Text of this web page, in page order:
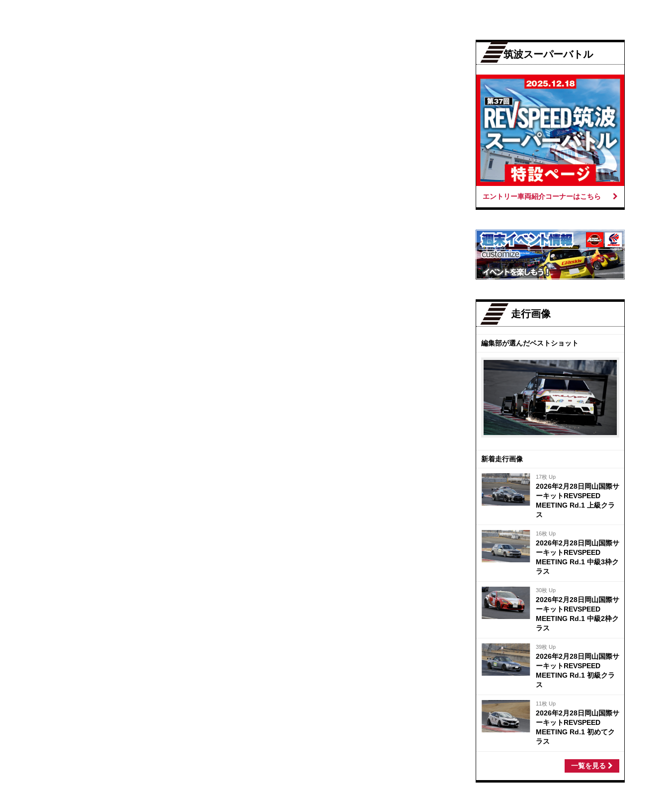
筑波スーパーバトル
エントリー車両紹介コーナーはこちら
走行画像
編集部が選んだベストショット
新着走行画像
17枚 Up
2026年2月28日岡山国際サ
ーキットREVSPEED
MEETING Rd.1 上級クラ
ス
16枚 Up
2026年2月28日岡山国際サ
ーキットREVSPEED
MEETING Rd.1 中級3枠ク
ラス
30枚 Up
2026年2月28日岡山国際サ
ーキットREVSPEED
MEETING Rd.1 中級2枠ク
ラス
39枚 Up
2026年2月28日岡山国際サ
ーキットREVSPEED
MEETING Rd.1 初級クラ
ス
11枚 Up
2026年2月28日岡山国際サ
ーキットREVSPEED
MEETING Rd.1 初めてク
ラス
一覧を見る